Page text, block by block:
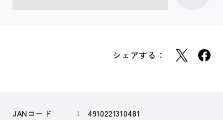
シェアする：
JANコード
4910221310481